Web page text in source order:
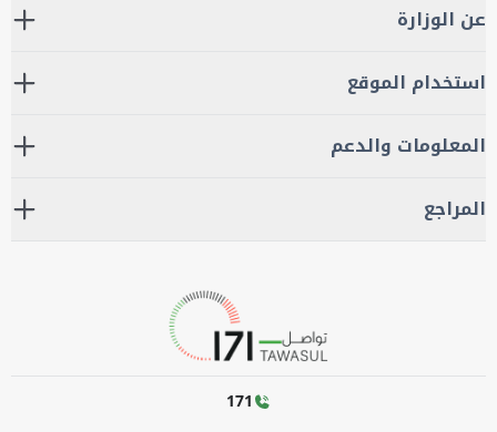
عن الوزارة
استخدام الموقع
المعلومات والدعم
المراجع
171